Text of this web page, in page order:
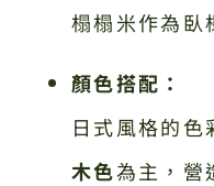
榻榻米作為臥
顏色搭配：
日式風格的色
木色為主，營